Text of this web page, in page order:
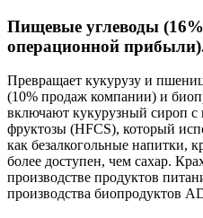
Пищевые углеводы
операционной
Превращает кукурузу и
(10% продаж компании) и
включают кукурузный сироп
фруктозы (HFCS), который
как безалкогольные напитки,
более доступен, чем сахар.
производстве продуктов
производства биопродуктов